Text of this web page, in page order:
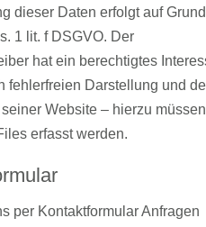
dieser Daten erfolgt auf
1 lit. f DSGVO. Der
hat ein berechtigtes
fehlerfreien Darstellung und
Website – hierzu
erfasst werden.
per Kontaktformular Anfragen